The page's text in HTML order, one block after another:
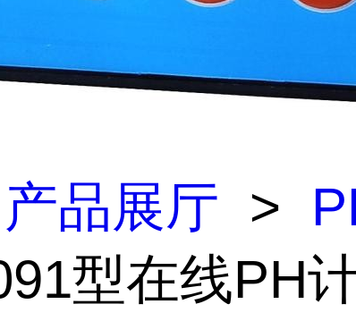
产品展厅 >
型在线PH